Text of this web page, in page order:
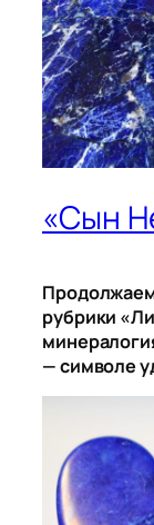
«Сын
рубрики
— символе